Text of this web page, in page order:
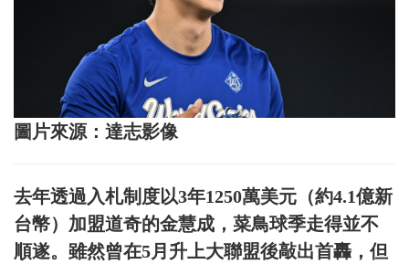
圖片來源：達志影像
去年透過入札制度以3年1250萬美元（約4.1億新
台幣）加盟道奇的金慧成，菜鳥球季走得並不
順遂。雖然曾在5月升上大聯盟後敲出首轟，但